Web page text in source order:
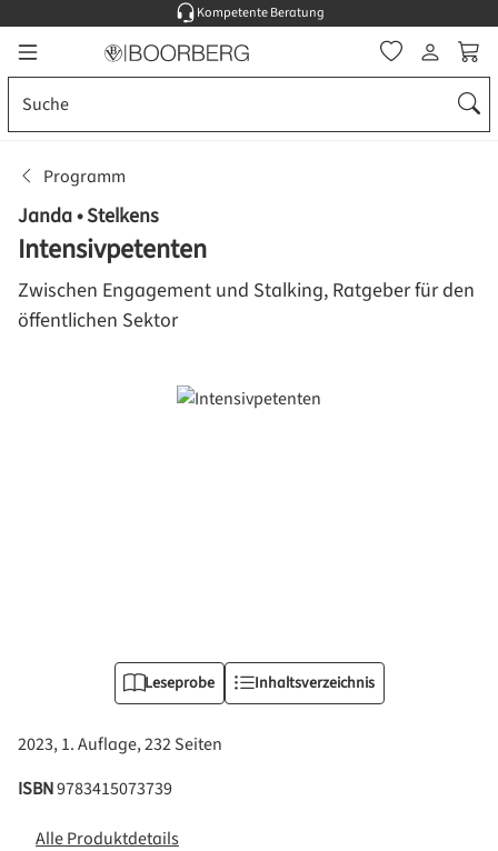
Zum Hauptinhalt springen
Kompetente Beratung
Programm
Janda • Stelkens
Intensivpetenten
Zwischen Engagement und Stalking, Ratgeber für den
öffentlichen Sektor
Bildergalerie überspringen
Leseprobe Inhaltsverzeichnis
2023, 1. Auflage, 232 Seiten
ISBN9783415073739
Alle Produktdetails